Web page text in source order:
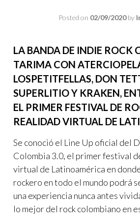
Posted on 02/09/2020by
LA BANDA DE INDIE ROCK
TARIMA CON
LOSPETITFELLAS, DON
SUPERLITIO Y KRAKEN,
EL PRIMER FESTIVAL DE
REALIDAD VIRTUAL DE
Se conoció el Line Up oficial del
Colombia 3.0, el primer festival
virtual de Latinoamérica en
rockero en todo el mundo podrá
una experiencia nunca antes
lo mejor del rock colombiano en